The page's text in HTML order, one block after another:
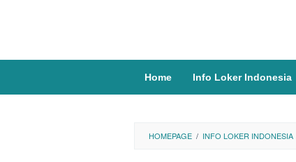
Home Info Loker Indonesia
HOMEPAGE / INFO LOKER INDONESIA